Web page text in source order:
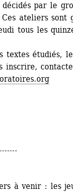
par le
ateliers sont
tous les
textes étudiés,
inscrire,
à venir : les